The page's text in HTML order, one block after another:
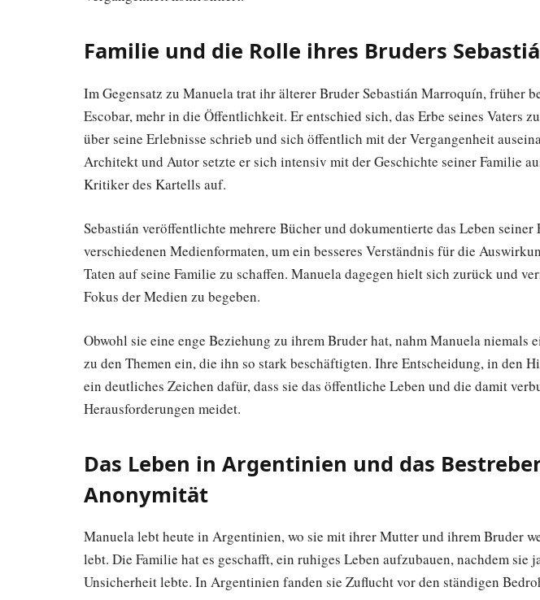
Familie und die Rolle ihres Bruders
Im Gegensatz zu Manuela trat ihr älterer Bruder Sebastián Marroquín, früher
Escobar, mehr in die Öffentlichkeit. Er entschied sich, das Erbe seines Vaters
über seine Erlebnisse schrieb und sich öffentlich mit der Vergangenheit
Architekt und Autor setzte er sich intensiv mit der Geschichte seiner Familie
Kritiker des Kartells auf.
Sebastián veröffentlichte mehrere Bücher und dokumentierte das Leben seiner
verschiedenen Medienformaten, um ein besseres Verständnis für die
Taten auf seine Familie zu schaffen. Manuela dagegen hielt sich zurück und
Fokus der Medien zu begeben.
Obwohl sie eine enge Beziehung zu ihrem Bruder hat, nahm Manuela niemals
zu den Themen ein, die ihn so stark beschäftigten. Ihre Entscheidung, in den
ein deutliches Zeichen dafür, dass sie das öffentliche Leben und die damit
Herausforderungen meidet.
Das Leben in Argentinien und das
Anonymität
Manuela lebt heute in Argentinien, wo sie mit ihrer Mutter und ihrem Bruder
lebt. Die Familie hat es geschafft, ein ruhiges Leben aufzubauen, nachdem sie
Unsicherheit lebte. In Argentinien fanden sie Zuflucht vor den ständigen